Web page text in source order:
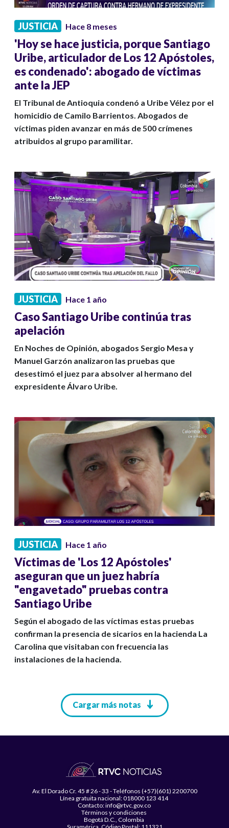
JUSTICIA Hace 8 meses
'Hoy se hace justicia, porque Santiago
Uribe, articulador de Los 12 Apóstoles,
es condenado': abogado de víctimas
ante la JEP
El Tribunal de Antioquia condenó a Uribe Vélez por el
homicidio de Camilo Barrientos. Abogados de
víctimas piden avanzar en más de 500 crímenes
atribuidos al grupo paramilitar.
JUSTICIA Hace 1 año
Caso Santiago Uribe continúa tras
apelación
En Noches de Opinión, abogados Sergio Mesa y
Manuel Garzón analizaron las pruebas que
desestimó el juez para absolver al hermano del
expresidente Álvaro Uribe.
JUSTICIA Hace 1 año
Víctimas de 'Los 12 Apóstoles'
aseguran que un juez habría
"engavetado" pruebas contra
Santiago Uribe
Según el abogado de las víctimas estas pruebas
confirman la presencia de sicarios en la hacienda La
Carolina que visitaban con frecuencia las
instalaciones de la hacienda.
Cargar más notas
Av. El Dorado Cr. 45 # 26 - 33 - Teléfonos (+57)(601) 2200700
Línea gratuita nacional: 018000 123 414
Contacto: info@rtvc.gov.co
Términos y condiciones
Bogotá D.C., Colombia